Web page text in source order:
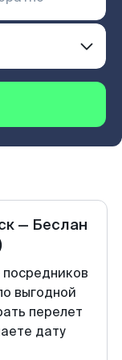
— Беслан
выгодной
перелет
дату